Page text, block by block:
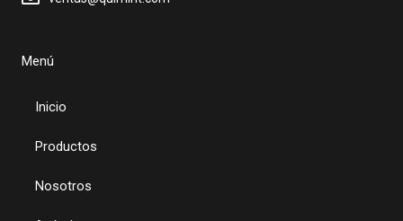
Menú
Inicio
Productos
Nosotros